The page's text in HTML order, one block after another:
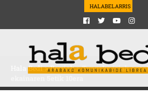
HALABELARRIS
Hala Bedi>Berriak>Txagoko jaiak